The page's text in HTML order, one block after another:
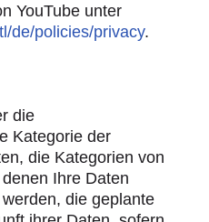
YouTube unter
de/policies/privacy.
die
Kategorie der
die Kategorien von
Ihre Daten
die geplante